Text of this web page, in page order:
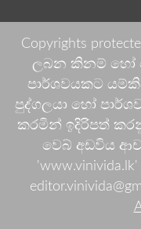
Copyrights
ලබන කිනම් හෝ
පාර්ශවයකට
පුද්ගලයා හෝ
කරමින් ඉදිරිපත්
වෙබ් අඩවිය